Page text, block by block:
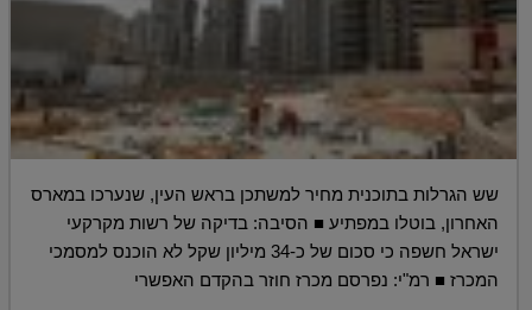
שש הגרלות בתוכנית מחיר למשתכן בראש העין, שנערכו במארס
האחרון, בוטלו במפתיע ■ הסיבה: בדיקה של רשות מקרקעי
ישראל חשפה כי סכום של כ-34 מיליון שקל לא הוכנס למסמכי
המכרז ■ רמ"י: נפרסם מכרז חוזר בהקדם האפשרי